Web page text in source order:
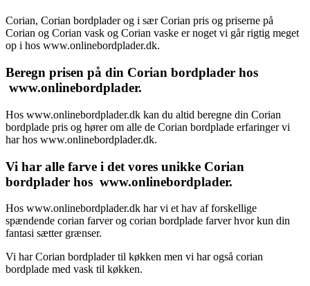
Corian, Corian bordplader og i sær Corian pris og priserne på
Corian og Corian vask og Corian vaske er noget vi går rigtig meget
op i hos www.onlinebordplader.dk.
Beregn prisen på din Corian bordplader hos
www.onlinebordplader.
Hos www.onlinebordplader.dk kan du altid beregne din Corian
bordplade pris og hører om alle de Corian bordplade erfaringer vi
har hos www.onlinebordplader.dk.
Vi har alle farve i det vores unikke Corian
bordplader hos www.onlinebordplader.
Hos www.onlinebordplader.dk har vi et hav af forskellige
spændende corian farver og corian bordplade farver hvor kun din
fantasi sætter grænser.
Vi har Corian bordplader til køkken men vi har også corian
bordplade med vask til køkken.